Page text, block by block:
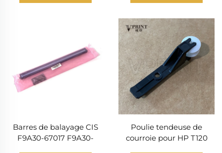
Designjet T830, T850,
Designjet T730 T830
Écran Panneau de
commande Pièces
détachées pour traceur
Barres de balayage CIS
F9A30-67017 F9A30-
Poulie tendeuse de
courroie pour HP T120